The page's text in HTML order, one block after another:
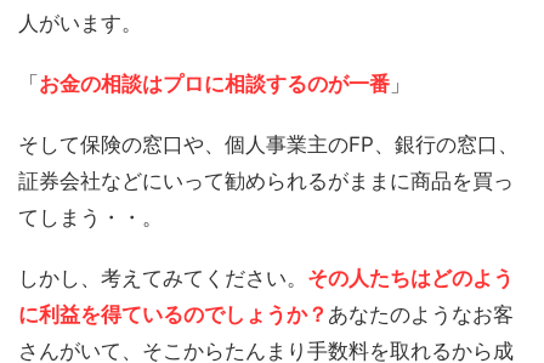
人がいます。
「お金の相談はプロに相談するのが一番 」
そして保険の窓口や、個人事業主のFP、銀行の窓口、
証券会社などにいって勧められるがままに商品を買っ
てしまう・・。
しかし、考えてみてください。 その人たちはどのよう
に利益を得ているのでしょうか？ あなたのようなお客
さんがいて、そこからたんまり手数料を取れるから成